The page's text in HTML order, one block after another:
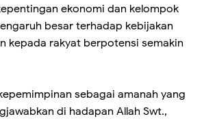
ekonomi dan kelompok
besar terhadap kebijakan
kepada rakyat berpotensi semakin
sebagai amanah yang
di hadapan Allah Swt.,